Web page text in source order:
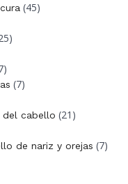
(45)
(7)
del cabello (21)
de nariz y orejas (7)